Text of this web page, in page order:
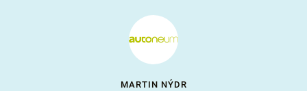
MARTIN NÝDR